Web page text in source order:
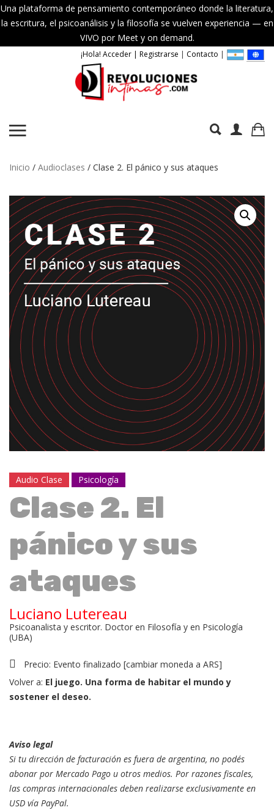
Una plataforma de pensamiento contemporáneo donde la literatura,
la escritura, el psicoanálisis y la filosofía se vuelven experiencia — en
VIVO por Meet y on demand.
¡Hola! Acceder | Registrarse | Contacto |
Inicio / Audioclases / Clase 2. El pánico y sus ataques
Audio Clase Psicología
Clase 2. El
pánico y sus
ataques
Luciano Lutereau
Psicoanalista y escritor. Doctor en Filosofía y en Psicología
(UBA)
Precio: Evento finalizado [cambiar moneda a ARS]
Volver a: El juego. Una forma de habitar el mundo y
sostener el deseo.
Aviso legal
Si tu dirección de facturación es fuera de argentina, no podés
abonar por Mercado Pago u otros medios. Por razones fiscales,
las compras internacionales deben realizarse exclusivamente en
USD vía PayPal.